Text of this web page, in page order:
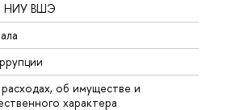
НИУ ВШЭ
об имуществе и
характера